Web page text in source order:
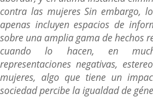
contra las mujeres Sin embargo,
apenas incluyen espacios de
sobre una amplia gama de hechos
cuando lo hacen, en
representaciones negativas,
mujeres, algo que tiene un
sociedad percibe la igualdad de